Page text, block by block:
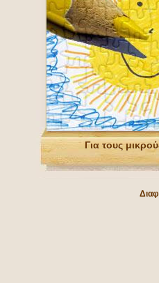
Για τους